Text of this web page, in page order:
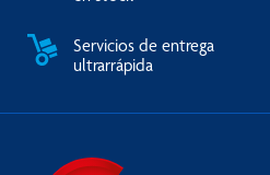
Servicios de entrega
ultrarrápida